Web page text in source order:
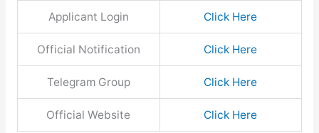
Applicant Login Click Here
Official Notification Click Here
Telegram Group Click Here
Official Website Click Here